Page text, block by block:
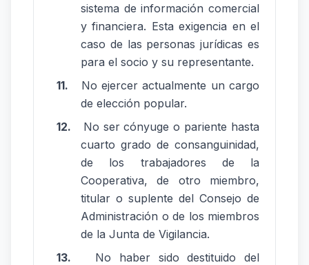
sistema de información comercial
y financiera. Esta exigencia en el
caso de las personas jurídicas es
para el socio y su representante.
11. No ejercer actualmente un cargo
de elección popular.
12. No ser cónyuge o pariente hasta
cuarto grado de consanguinidad,
de los trabajadores de la
Cooperativa, de otro miembro,
titular o suplente del Consejo de
Administración o de los miembros
de la Junta de Vigilancia.
13. No haber sido destituido del